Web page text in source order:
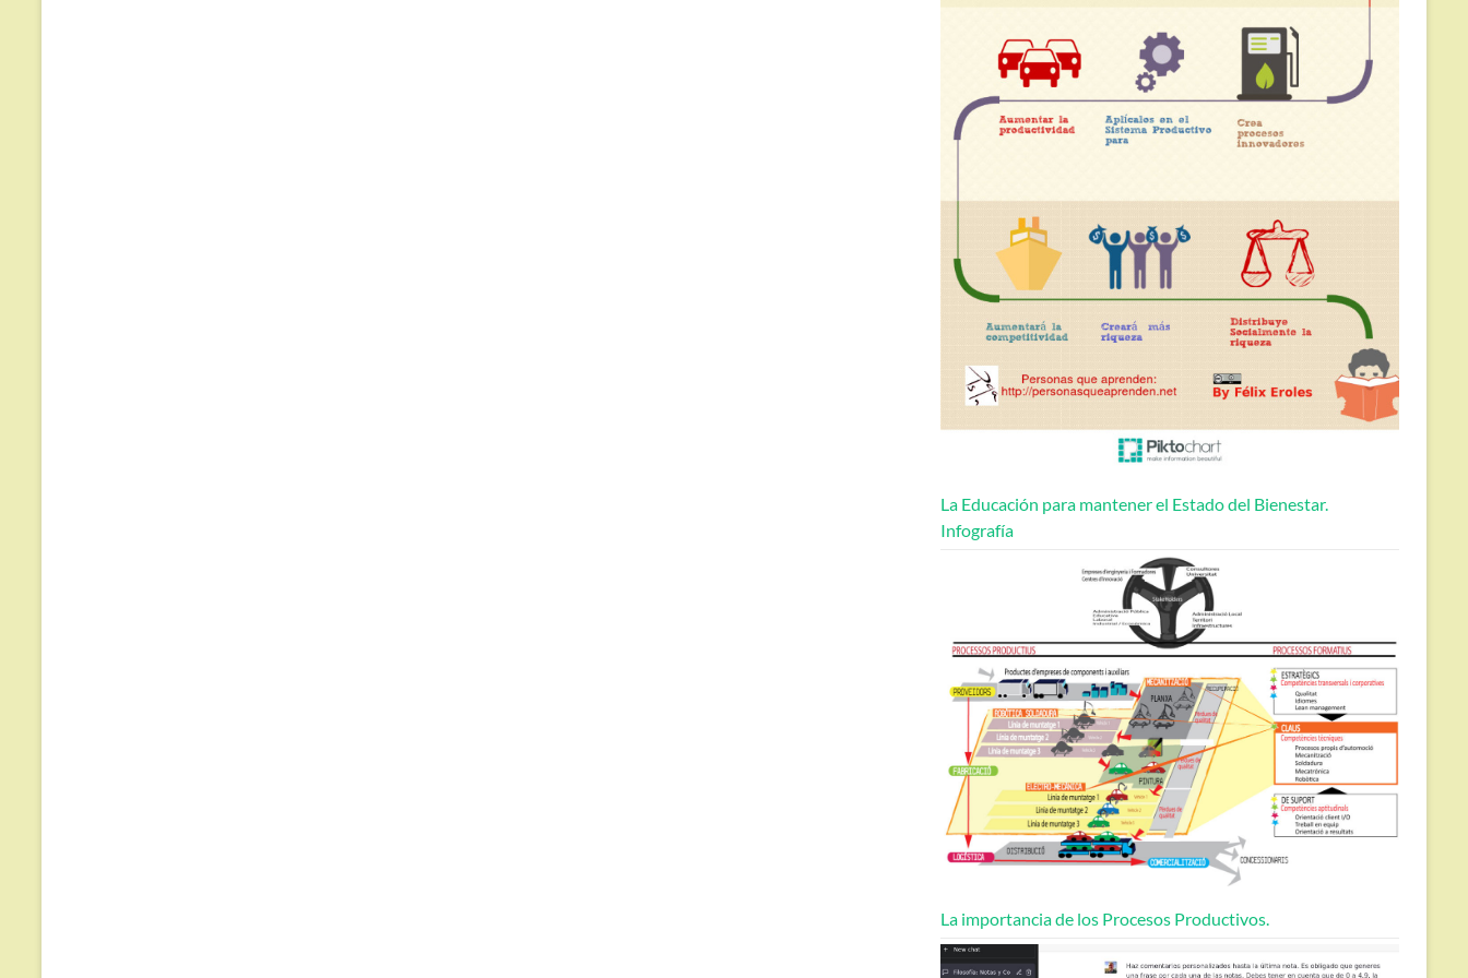
La Educación para mantener el Estado del Bienestar.
Infografía
La importancia de los Procesos Productivos.